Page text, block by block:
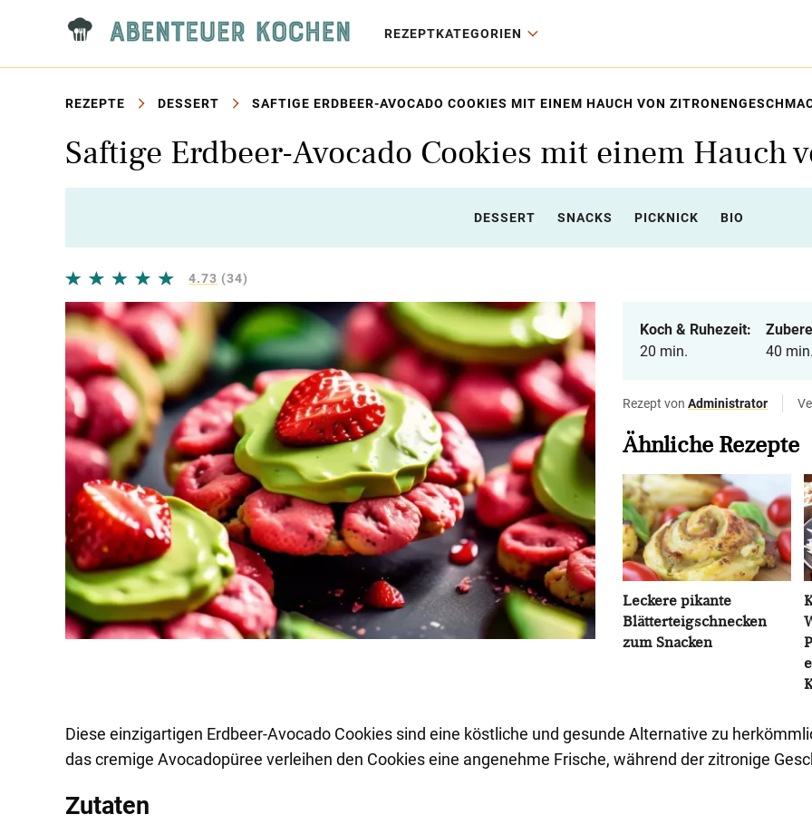
REZEPTKATEGORIEN
REZEPTE DESSERT SAFTIGE ERDBEER-AVOCADO COOKIES MIT EINEM HAUCH VON
Saftige Erdbeer-Avocado Cookies mit einem Hauch
DESSERT SNACKS PICKNICK BIO
4.73 (34)
Koch & Ruhezeit:
20 min.
40
Rezept von Administrator
Ähnliche Rezepte
Leckere pikante
Blätterteigschnecken
zum Snacken
Diese einzigartigen Erdbeer-Avocado Cookies sind eine köstliche und gesunde Alternative zu
das cremige Avocadopüree verleihen den Cookies eine angenehme Frische, während der zitronige
Zutaten